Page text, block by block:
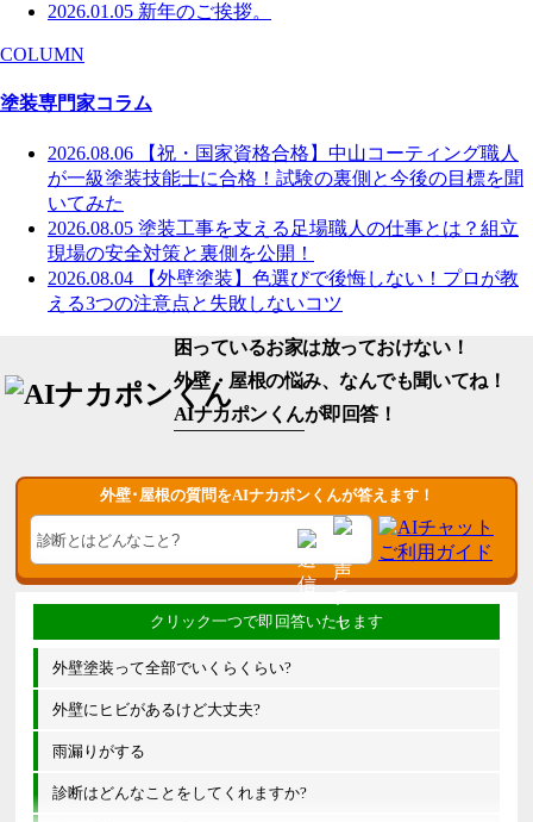
2026.01.05 新年のご挨拶。
COLUMN
塗装専門家コラム
2026.08.06
【祝・国家資格合格】中山コーティング職人
が一級塗装技能士に合格！試験の裏側と今後の目標を聞
いてみた
2026.08.05 塗装工事を支える足場職人の仕事とは？組立
現場の安全対策と裏側を公開！
2026.08.04
【外壁塗装】色選びで後悔しない！プロが教
える3つの注意点と失敗しないコツ
困っているお家は放っておけない！
外壁・屋根の悩み、なんでも聞いてね！
AIナカポンくんが即回答！
外壁･屋根の質問をAIナカポンくんが答えます！
外壁塗装って全部でいくらくらい?
外壁にヒビがあるけど大丈夫?
雨漏りがする
診断はどんなことをしてくれますか?